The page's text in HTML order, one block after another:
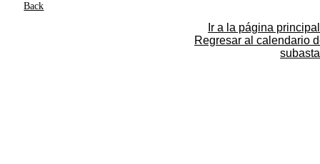
Back
Ir a la página principal
Regresar al calendario